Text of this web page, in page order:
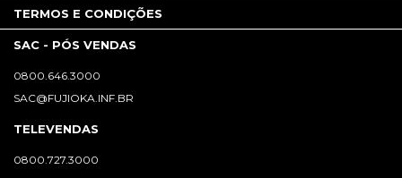
TERMOS E CONDIÇÕES
SAC - PÓS VENDAS
0800.646.3000
SAC@FUJIOKA.INF.BR
TELEVENDAS
0800.727.3000